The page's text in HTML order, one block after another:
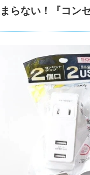
らない！『コン